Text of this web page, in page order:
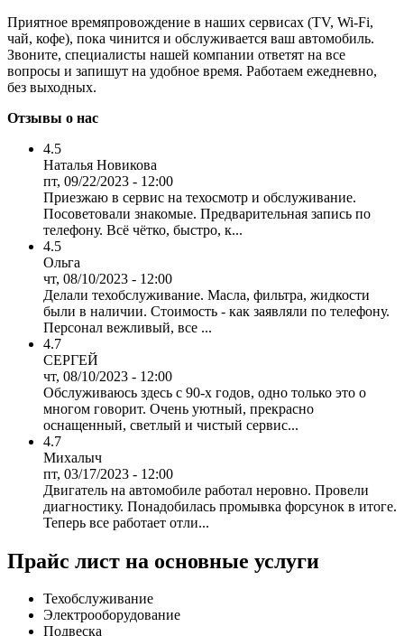
Приятное времяпровождение в наших сервисах (TV, Wi-Fi,
чай, кофе), пока чинится и обслуживается ваш автомобиль.
Звоните, специалисты нашей компании ответят на все
вопросы и запишут на удобное время. Работаем ежедневно,
без выходных.
Отзывы о нас
4.5
Наталья Новикова
пт, 09/22/2023 - 12:00
Приезжаю в сервис на техосмотр и обслуживание.
Посоветовали знакомые. Предварительная запись по
телефону. Всё чётко, быстро, к...
4.5
Ольга
чт, 08/10/2023 - 12:00
Делали техобслуживание. Масла, фильтра, жидкости
были в наличии. Стоимость - как заявляли по телефону.
Персонал вежливый, все ...
4.7
СЕРГЕЙ
чт, 08/10/2023 - 12:00
Обслуживаюсь здесь с 90-х годов, одно только это о
многом говорит. Очень уютный, прекрасно
оснащенный, светлый и чистый сервис...
4.7
Михалыч
пт, 03/17/2023 - 12:00
Двигатель на автомобиле работал неровно. Провели
диагностику. Понадобилась промывка форсунок в итоге.
Теперь все работает отли...
Прайс лист на основные услуги
Техобслуживание
Электрооборудование
Подвеска